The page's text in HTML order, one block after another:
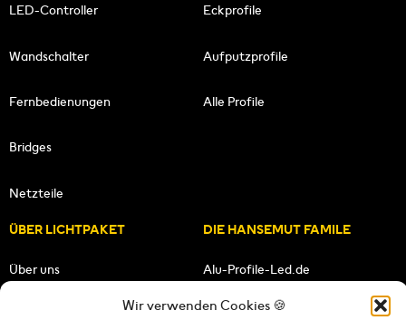
Wir verwenden Cookies 🍪
LED-Controller
Wandschalter
Fernbedienungen
Bridges
Netzteile
Eckprofile
Aufputzprofile
Alle Profile
ÜBER LICHTPAKET
Über uns
DIE HANSEMUT FAMILE
Alu-Profile-Led.de
HANSEMUT.de